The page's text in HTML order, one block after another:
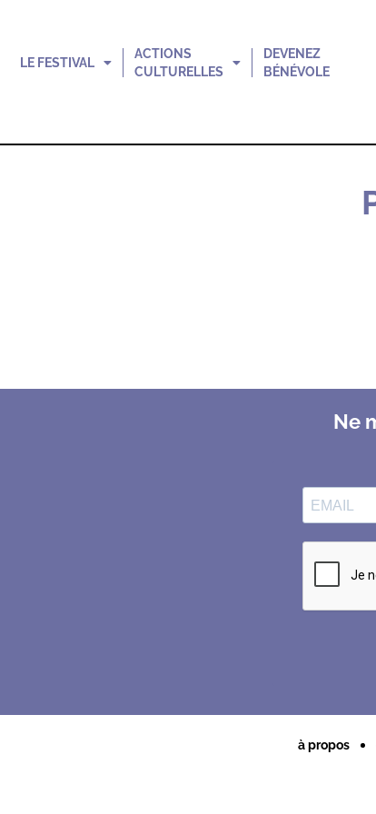
LE FESTIVAL
ACTIONS
CULTURELLES
DEVENEZ
BÉNÉVOLE
Ne
à propos